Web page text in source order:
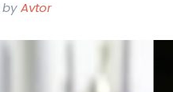
byAvtor